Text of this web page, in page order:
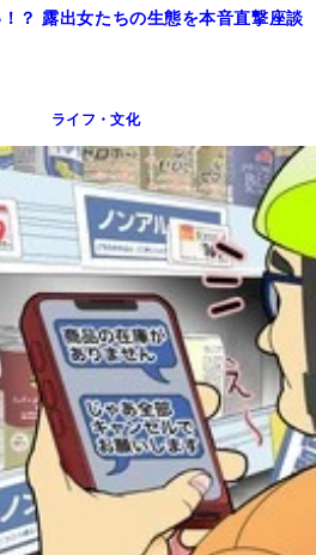
？ 露出女たちの生態を本音直撃座談
ライフ・文化